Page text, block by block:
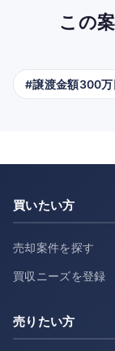
この
#譲渡金額300
買いたい方
売却案件を探す
買収ニーズを登録
売りたい方